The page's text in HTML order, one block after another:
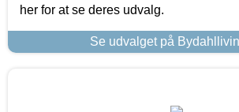
her for at se deres udvalg.
Se udvalget på